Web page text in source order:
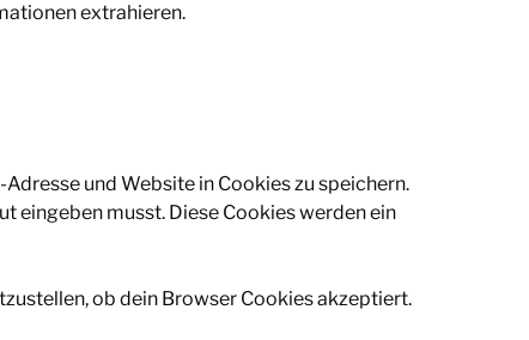
extrahieren.
und Website in Cookies zu speichern.
eingeben musst. Diese Cookies werden ein
ob dein Browser Cookies akzeptiert.